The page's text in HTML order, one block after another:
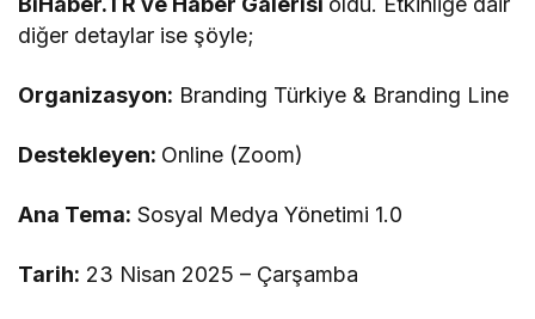
diğer detaylar ise şöyle;
Organizasyon: Branding Türkiye & Branding Line
Destekleyen: Online (Zoom)
Ana Tema: Sosyal Medya Yönetimi 1.0
Tarih: 23 Nisan 2025 – Çarşamba